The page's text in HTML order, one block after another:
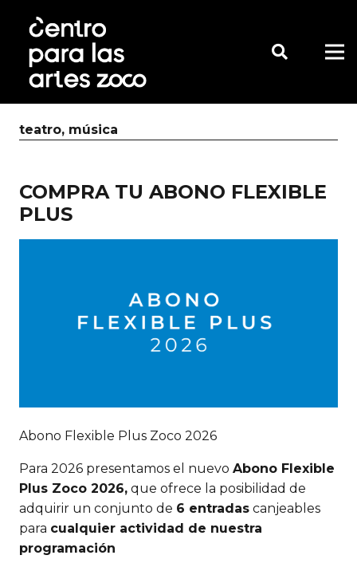
teatro, música
COMPRA TU ABONO FLEXIBLE
PLUS
Abono Flexible Plus Zoco 2026
Para 2026 presentamos el nuevo Abono Flexible
Plus Zoco 2026, que ofrece la posibilidad de
adquirir un conjunto de 6 entradas canjeables
para cualquier actividad de nuestra
programación